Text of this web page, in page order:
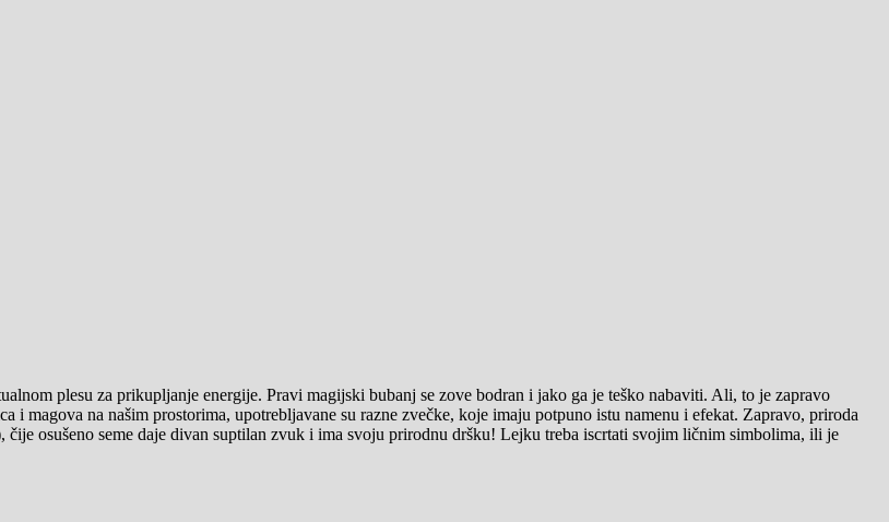
plesu za prikupljanje energije. Pravi magijski bubanj se zove bodran i jako ga je teško nabaviti. Ali, to je zapravo
magova na našim prostorima, upotrebljavane su razne zvečke, koje imaju potpuno istu namenu i efekat. Zapravo, priroda
osušeno seme daje divan suptilan zvuk i ima svoju prirodnu dršku! Lejku treba iscrtati svojim ličnim simbolima, ili je